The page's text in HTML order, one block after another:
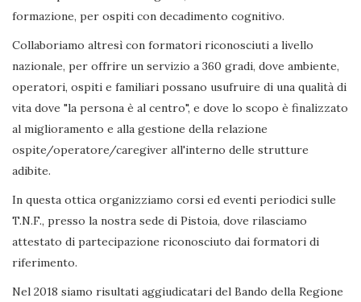
formazione, per ospiti con decadimento cognitivo.
Collaboriamo altresì con formatori riconosciuti a livello
nazionale, per offrire un servizio a 360 gradi, dove ambiente,
operatori, ospiti e familiari possano usufruire di una qualità di
vita dove "la persona è al centro", e dove lo scopo è finalizzato
al miglioramento e alla gestione della relazione
ospite/operatore/caregiver all'interno delle strutture
adibite.
In questa ottica organizziamo corsi ed eventi periodici sulle
T.N.F., presso la nostra sede di Pistoia, dove rilasciamo
attestato di partecipazione riconosciuto dai formatori di
riferimento.
Nel 2018 siamo risultati aggiudicatari del Bando della Regione